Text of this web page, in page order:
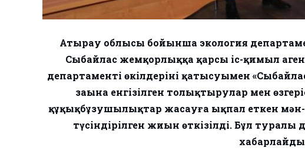
Атырау облысы бойынша экология
Сыбайлас жемқорлыққа қарсы іс-қимыл
департаменті өкілдерінің қатысуымен
заңына енгізілген толықтырулар мен
құқықбұзушылықтар жасауға ықпал еткен
түсіндірілген жиын өткізілді. Бұл туралы